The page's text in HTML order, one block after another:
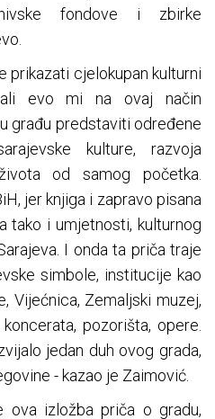
fondove i zbirke
prikazati cjelokupan kulturni
evo mi na ovaj način
građu predstaviti određene
kulture, razvoja
od samog početka.
jer knjiga i zapravo pisana
tako i umjetnosti, kulturnog
I onda ta priča traje
simbole, institucije kao
Vijećnica, Zemaljski muzej,
pozorišta, opere.
jedan duh ovog grada,
- kazao je Zaimović.
ova izložba priča o gradu,